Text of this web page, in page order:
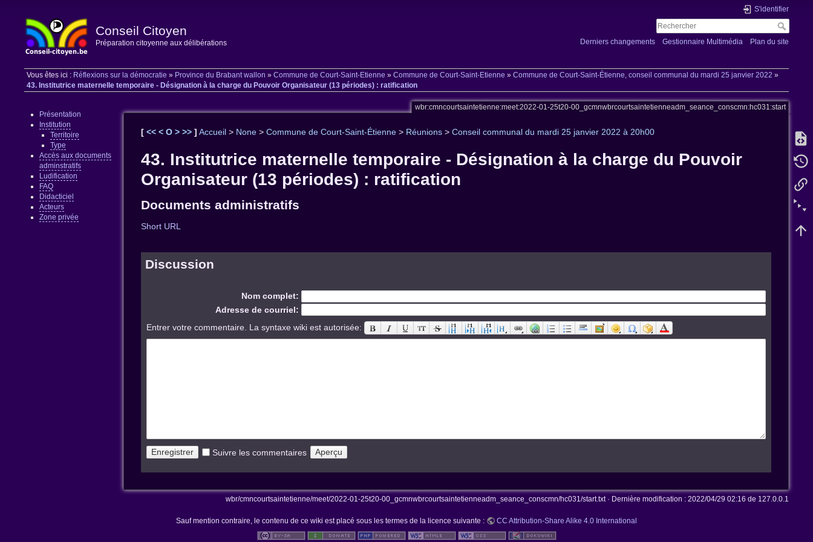
Conseil Citoyen
Préparation citoyenne aux délibérations
S'identifier
Derniers changements Gestionnaire Multimédia Plan du site
Vous êtes ici : Réflexions sur la démocratie » Province du Brabant wallon »Commune de Court-Saint-Etienne »Commune de Court-Saint-Etienne »Commune de Court-Saint-Étienne, conseil communal du mardi 25 janvier 2022 »
43. Institutrice maternelle temporaire - Désignation à la charge du Pouvoir Organisateur (13 périodes) : ratification
Présentation
Institution
Territoire
Type
Accès aux documents
adminstratifs
Ludification
FAQ
Didacticiel
Acteurs
Zone privée
wbr:cmncourtsaintetienne:meet:2022-01-25t20-00_gcmnwbrcourtsaintetienneadm_seance_conscmn:hc031:start
[<<<O>>>] Accueil > None >Commune de Court-Saint-Étienne > Réunions >Conseil communal du mardi 25 janvier 2022 à 20h00
43. Institutrice maternelle temporaire - Désignation à la charge du Pouvoir
Organisateur (13 périodes) : ratification
Documents administratifs
Short URL
Discussion
Nom complet:
Adresse de courriel:
Entrer votre commentaire. La syntaxe wiki est autorisée:
Suivre les commentaires
wbr/cmncourtsaintetienne/meet/2022-01-25t20-00_gcmnwbrcourtsaintetienneadm_seance_conscmn/hc031/start.txt· Dernière modification : 2022/04/29 02:16 de 127.0.0.1
Sauf mention contraire, le contenu de ce wiki est placé sous les termes de la licence suivante : CC Attribution-Share Alike 4.0 International